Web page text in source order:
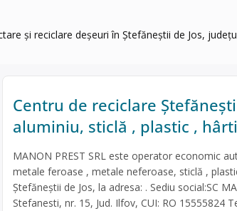
și reciclare deșeuri în Ștefăneștii de Jos,
Centru de reciclare
aluminiu, sticlă , plastic ,
MANON PREST SRL este operator economic
metale feroase , metale neferoase, sticlă ,
Ștefăneștii de Jos, la adresa: . Sediu social:SC
Stefanesti, nr. 15, Jud. Ilfov, CUI: RO 15555824